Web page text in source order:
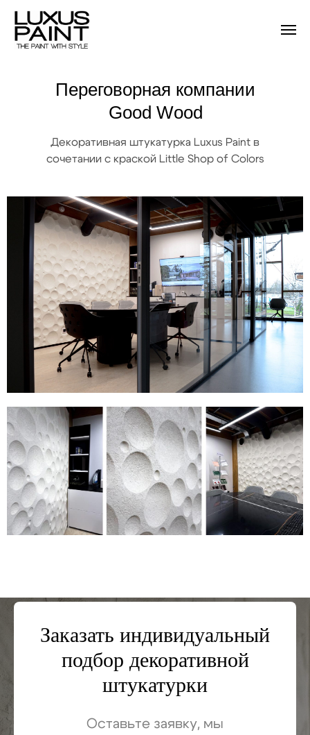
Главная
Переговорная компании
Good Wood
Декоративная штукатурка Luxus Paint в
сочетании с краской Little Shop of Colors
Заказать индивидуальный
подбор декоративной
штукатурки
Оставьте заявку, мы